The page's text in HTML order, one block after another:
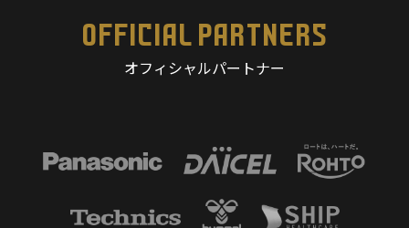
OFFICIAL PARTNERS
オフィシャルパートナー